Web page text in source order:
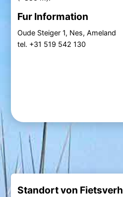
Fur Information
Oude Steiger 1, Nes, Ameland
tel. +31 519 542 130
Standort von